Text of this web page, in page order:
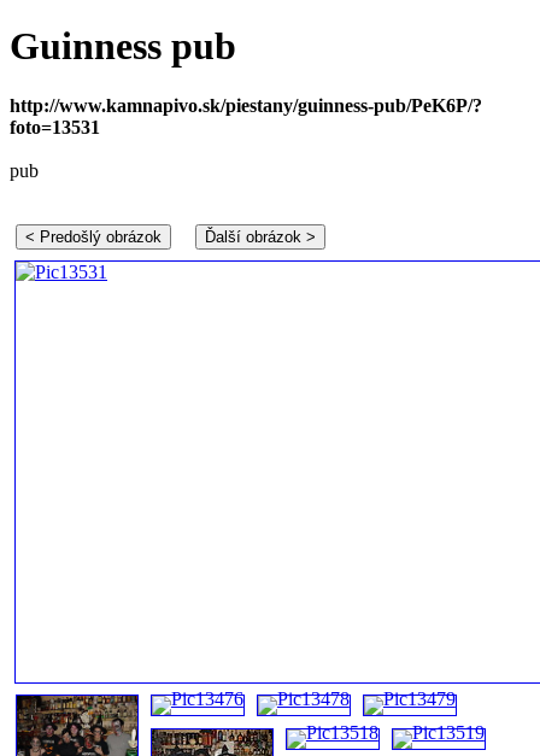
Guinness pub
http://www.kamnapivo.sk/piestany/guinness-pub/PeK6P/?
foto=13531
pub